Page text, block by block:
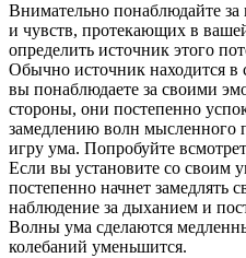
Внимательно понаблюдайте
и чувств, протекающих в
определить источник этого
Обычно источник находится в
вы понаблюдаете за своими
стороны, они постепенно
замедлению волн мысленного
игру ума. Попробуйте
Если вы установите со своим
постепенно начнет
наблюдение за дыханием и
Волны ума сделаются
колебаний уменьшится.